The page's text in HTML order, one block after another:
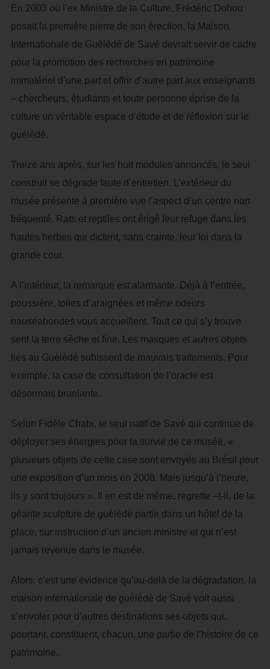
En 2003 où l’ex Ministre de la Culture, Frédéric Dohou
posait la première pierre de son érection, la Maison
Internationale de Guèlèdè de Savè devrait servir de cadre
pour la promotion des recherches en patrimoine
immatériel d’une part et offrir d’autre part aux enseignants
– chercheurs, étudiants et toute personne éprise de la
culture un véritable espace d’étude et de réflexion sur le
guèlèdè.
Treize ans après, sur les huit modules annoncés, le seul
construit se dégrade faute d’entretien. L’extérieur du
musée présente à première vue l’aspect d’un centre non
fréquenté. Rats et reptiles ont érigé leur refuge dans les
hautes herbes qui dictent, sans crainte, leur loi dans la
grande cour.
A l’intérieur, la remarque est alarmante. Déjà à l’entrée,
poussière, toiles d’araignées et même odeurs
nauséabondes vous accueillent. Tout ce qui s’y trouve
sent la terre sèche et fine. Les masques et autres objets
liés au Guèlèdè subissent de mauvais traitements. Pour
exemple, la case de consultation de l’oracle est
désormais branlante.
Selon Fidèle Chabi, le seul natif de Savè qui continue de
déployer ses énergies pour la survie de ce musée, «
plusieurs objets de cette case sont envoyés au Brésil pour
une exposition d’un mois en 2008. Mais jusqu’à l’heure,
ils y sont toujours ». Il en est de même, regrette –t-il, de la
géante sculpture de guèlèdè partie dans un hôtel de la
place, sur instruction d’un ancien ministre et qui n’est
jamais revenue dans le musée.
Alors, c’est une évidence qu’au-delà de la dégradation, la
maison internationale de guèlèdè de Savè voit aussi
s’envoler pour d’autres destinations ses objets qui,
pourtant, constituent, chacun, une partie de l’histoire de ce
patrimoine.